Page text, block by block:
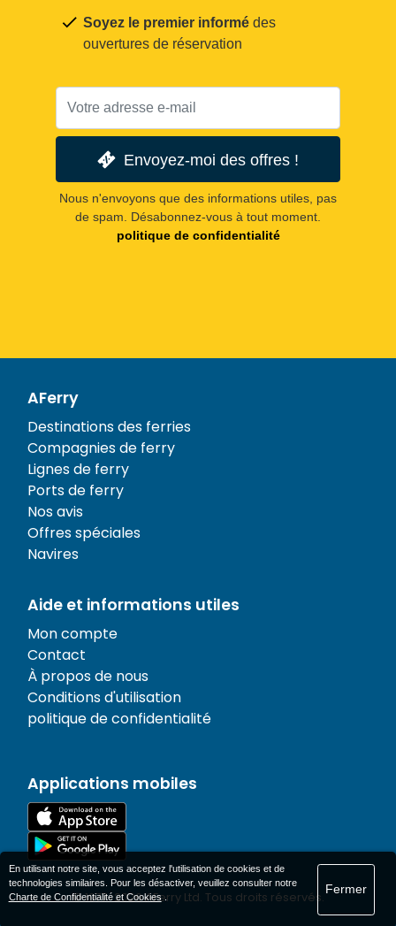
Soyez le premier informé des
ouvertures de réservation
Envoyez-moi des offres !
Nous n'envoyons que des informations utiles, pas
de spam. Désabonnez-vous à tout moment.
politique de confidentialité
AFerry
Destinations des ferries
Compagnies de ferry
Lignes de ferry
Ports de ferry
Nos avis
Offres spéciales
Navires
Aide et informations utiles
Mon compte
Contact
À propos de nous
Conditions d'utilisation
politique de confidentialité
Applications mobiles
© 1977-2026AFerry Ltd. Tous droits réservés.
En utilisant notre site, vous acceptez l'utilisation de cookies et de
technologies similaires. Pour les désactiver, veuillez consulter notre
Charte de Confidentialité et Cookies.
Fermer